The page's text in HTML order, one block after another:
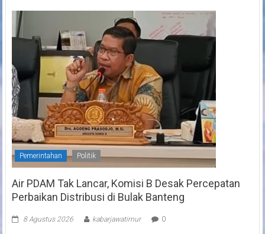
Pemerintahan Politik
Air PDAM Tak Lancar, Komisi B Desak Percepatan
Perbaikan Distribusi di Bulak Banteng
8 Agustus 2026 kabarjawatimur 0